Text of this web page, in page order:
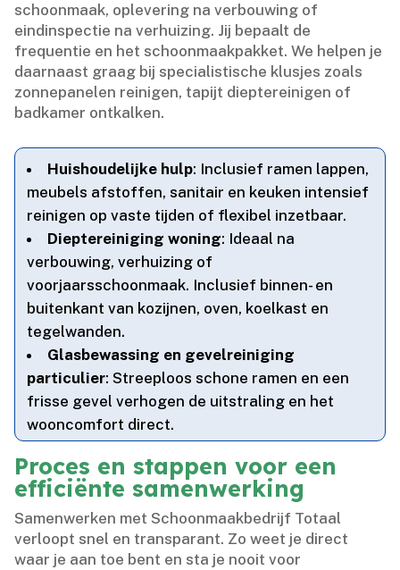
schoonmaak, oplevering na verbouwing of
eindinspectie na verhuizing.​ Jij bepaalt de
frequentie en het schoonmaakpakket.​ We helpen je
daarnaast graag bij specialistische klusjes zoals
zonnepanelen reinigen, tapijt dieptereinigen of
badkamer ontkalken.​
Huishoudelijke hulp: Inclusief ramen lappen,
meubels afstoffen, sanitair en keuken intensief
reinigen op vaste tijden of flexibel inzetbaar.​
Dieptereiniging woning: Ideaal na
verbouwing, verhuizing of
voorjaarsschoonmaak.​ Inclusief binnen- en
buitenkant van kozijnen, oven, koelkast en
tegelwanden.​
Glasbewassing en gevelreiniging
particulier: Streeploos schone ramen en een
frisse gevel verhogen de uitstraling en het
wooncomfort direct.​
Proces en stappen voor een
efficiënte samenwerking
Samenwerken met Schoonmaakbedrijf Totaal
verloopt snel en transparant.​ Zo weet je direct
waar je aan toe bent en sta je nooit voor